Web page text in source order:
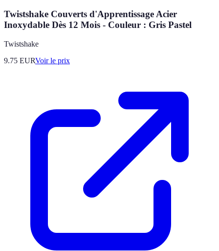
Twistshake Couverts d'Apprentissage Acier
Inoxydable Dès 12 Mois - Couleur : Gris Pastel
Twistshake
9.75 EURVoir le prix